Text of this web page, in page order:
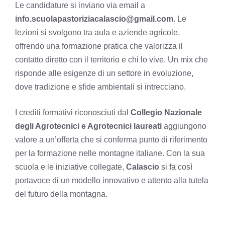
Le candidature si inviano via email a
info.scuolapastoriziacalascio@gmail.com. Le
lezioni si svolgono tra aula e aziende agricole,
offrendo una formazione pratica che valorizza il
contatto diretto con il territorio e chi lo vive. Un mix che
risponde alle esigenze di un settore in evoluzione,
dove tradizione e sfide ambientali si intrecciano.
I crediti formativi riconosciuti dal Collegio Nazionale
degli Agrotecnici e Agrotecnici laureati aggiungono
valore a un’offerta che si conferma punto di riferimento
per la formazione nelle montagne italiane. Con la sua
scuola e le iniziative collegate, Calascio si fa così
portavoce di un modello innovativo e attento alla tutela
del futuro della montagna.